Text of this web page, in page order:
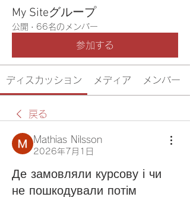
My Siteグループ
公開 · 66名のメンバー
参加する
ディスカッション メディア メンバー
戻る
Mathias Nilsson
2026年7月1日
Де замовляли курсову і чи
не пошкодували потім